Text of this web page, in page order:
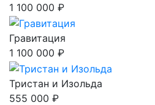
1 100 000 ₽
Гравитация
1 100 000 ₽
Тристан и Изольда
555 000 ₽